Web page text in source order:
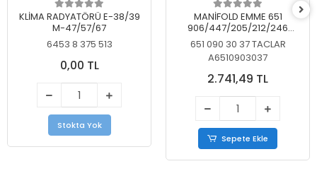
KLİMA RADYATÖRÜ E-38/39
M-47/57/67
6453 8 375 513
0,00 TL
Stokta Yok
MANİFOLD EMME 651
906/447/205/212/246
KELEBEKSİZ
651 090 30 37 TACLAR
A6510903037
2.741,49 TL
Sepete Ekle